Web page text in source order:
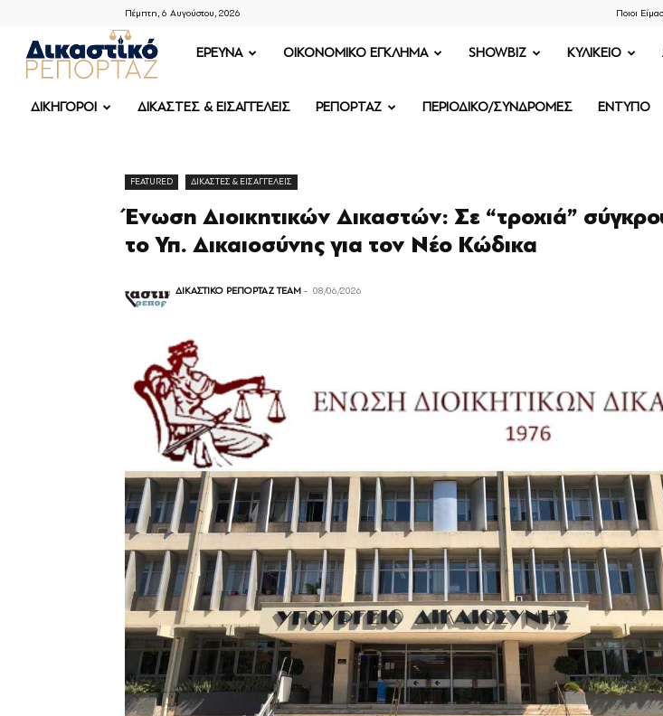
Πέμπτη, 6 Αυγούστου, 2026 Ποιοι
ΔΙΚΑΣΤΙΚΟ
ΡΕΠΟΡΤΑΖ
ΕΡΕΥΝΑ OIKONOMIKO ΕΓΚΛΗΜΑ SHOWBIZ ΚΥΛΙΚΕΙΟ
ΔΙΚΗΓΟΡΟΙ ΔΙΚΑΣΤΕΣ & ΕΙΣΑΓΓΕΛΕΙΣ ΡΕΠΟΡΤΑΖ ΠΕΡΙΟΔΙΚΟ/ΣΥΝΔΡΟΜΕΣ ΕΝΤΥΠΟ
FEATURED ΔΙΚΑΣΤΕΣ & ΕΙΣΑΓΓΕΛΕΙΣ
Ένωση Διοικητικών Δικαστών: Σε “τροχιά”
το Υπ. Δικαιοσύνης για τον Νέο Κώδικα
ΔΙΚΑΣΤΙΚΟ ΡΕΠΟΡΤΑΖ TEAM - 08/06/2026